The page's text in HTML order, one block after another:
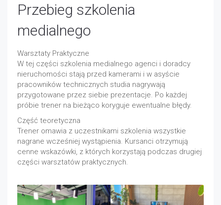
Przebieg szkolenia
medialnego
Warsztaty Praktyczne
W tej części szkolenia medialnego agenci i doradcy
nieruchomości stają przed kamerami i w asyście
pracowników technicznych studia nagrywają
przygotowane przez siebie prezentacje. Po każdej
próbie trener na bieżąco koryguje ewentualne błędy.
Część teoretyczna
Trener omawia z uczestnikami szkolenia wszystkie
nagrane wcześniej wystąpienia. Kursanci otrzymują
cenne wskazówki, z których korzystają podczas drugiej
części warsztatów praktycznych.